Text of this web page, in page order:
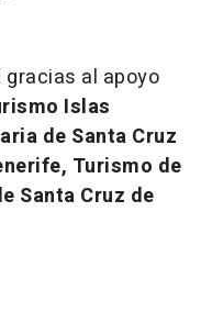
al apoyo
Islas
de Santa Cruz
Turismo de
Santa Cruz de